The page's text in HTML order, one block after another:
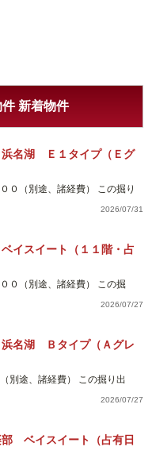
新着物件
名湖 Ｅ１タイプ（Ｅグ
（別途、諸経費） この掘り
2026/07/31
イスイート（１１階・占
（別途、諸経費） この掘
2026/07/27
名湖 Ｂタイプ（Ａグレ
途、諸経費） この掘り出
2026/07/27
ベイスイート（占有日